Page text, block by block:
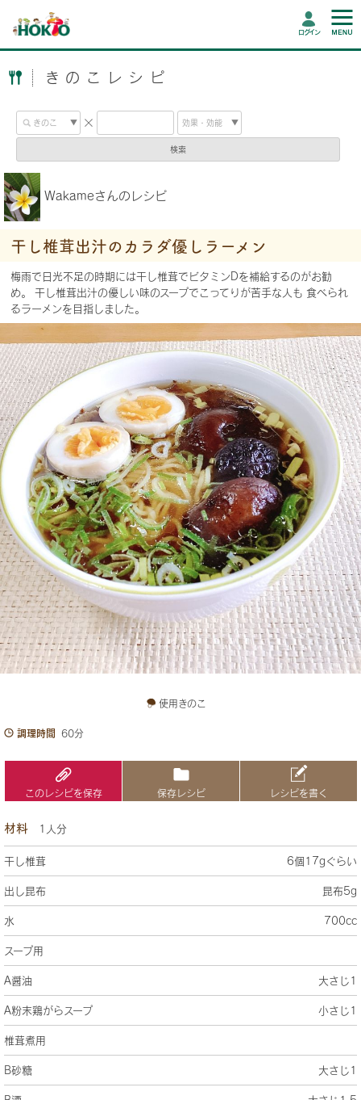
ログイン
きのこレシピ
検索
Wakameさんのレシピ
干し椎茸出汁のカラダ優しラーメン
梅雨で日光不足の時期には干し椎茸でビタミンDを補給するのがお勧
め。 干し椎茸出汁の優しい味のスープでこってりが苦手な人も 食べられ
るラーメンを目指しました。
使用きのこ
調理時間 60分
このレシピを保存 保存レシピ レシピを書く
材料 1人分
干し椎茸 6個17gぐらい
出し昆布 昆布5g
水 700cc
スープ用
A醤油 大さじ1
A粉末鶏がらスープ 小さじ1
椎茸煮用
B砂糖 大さじ1